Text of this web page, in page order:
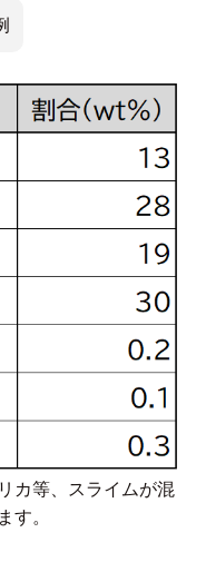
カ等、スライムが混
す。